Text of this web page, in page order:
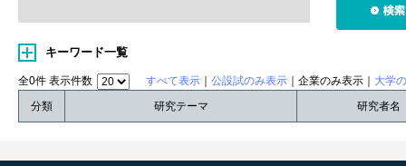
キーワード一覧
全0件 表示件数 すべて表示 公設試のみ表示 ｜企業のみ表示｜ 大学
分類
研究テーマ 研究者名